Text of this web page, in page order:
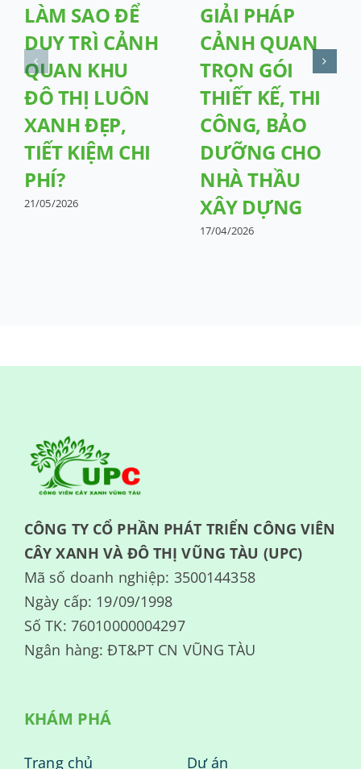
LÀM SAO ĐỂ
DUY TRÌ CẢNH
QUAN KHU
ĐÔ THỊ LUÔN
XANH ĐẸP,
TIẾT KIỆM CHI
PHÍ?
21/05/2026
GIẢI PHÁP
CẢNH QUAN
TRỌN GÓI
THIẾT KẾ, THI
CÔNG, BẢO
DƯỠNG CHO
NHÀ THẦU
XÂY DỰNG
17/04/2026
CÔNG TY CỔ PHẦN PHÁT TRIỂN CÔNG VIÊN
CÂY XANH VÀ ĐÔ THỊ VŨNG TÀU (UPC)
Mã số doanh nghiệp: 3500144358
Ngày cấp: 19/09/1998
Số TK: 76010000004297
Ngân hàng: ĐT&PT CN VŨNG TÀU
KHÁM PHÁ
Trang chủ
Dự án